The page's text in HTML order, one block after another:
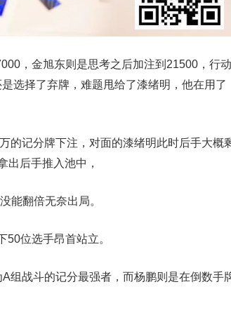
，金旭东则是思考之后加注到21500，行动
选择了弃牌，难题甩给了漆绪明，他在用了
的记分牌下注，对面的漆绪明此时后手大概
出后手推入池中，
能翻倍无奈出局。
位选手昂首站立。
组战斗的记分最强者，而杨鹏则是在倒数手